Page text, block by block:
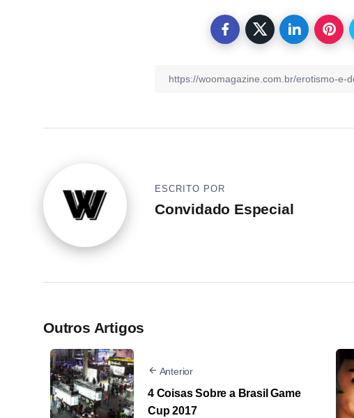
ESCRITO POR
Convidado Especial
Outros Artigos
Anterior
4 Coisas Sobre a Brasil Game
Cup 2017